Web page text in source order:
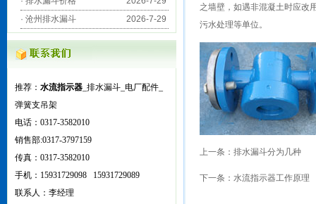
· 沧州排水漏斗 2026-7-29
推荐： 水流指示器 _排水漏斗_电厂配件_
弹簧支吊架
电话：0317-3582010
销售部:0317-3797159
传真：0317-3582010
手机：15931729098 15931729089
联系人：李经理
之墙壁，如遇非混凝土时应改
污水处理等单位。
上一条： 排水漏斗分为几种
下一条： 水流指示器工作原理